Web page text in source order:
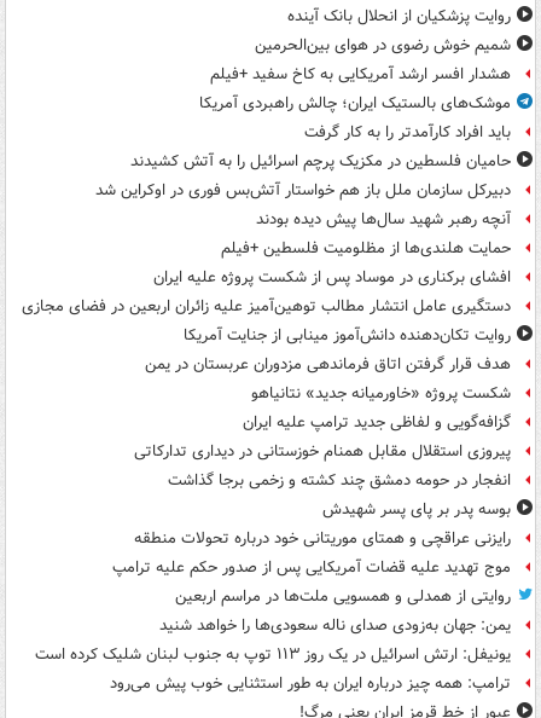
روایت پزشکیان از انحلال بانک آینده
شمیم خوش رضوی در هوای بین‌الحرمین
هشدار افسر ارشد آمریکایی به کاخ سفید +فیلم
موشک‌های بالستیک ایران؛ چالش راهبردی آمریکا
باید افراد کارآمدتر را به کار گرفت
حامیان فلسطین در مکزیک پرچم اسرائیل را به آتش کشیدند
دبیرکل سازمان ملل باز هم خواستار آتش‌بس فوری در اوکراین شد
آنچه رهبر شهید سال‌ها پیش دیده بودند
حمایت هلندی‌ها از مظلومیت فلسطین +فیلم
افشای برکناری در موساد پس از شکست پروژه علیه ایران
دستگیری عامل انتشار مطالب توهین‌آمیز علیه زائران اربعین در فضای مجازی
روایت تکان‌دهنده دانش‌آموز مینابی از جنایت آمریکا
هدف قرار گرفتن اتاق‌ فرماندهی مزدوران عربستان در یمن
شکست پروژه «خاورمیانه جدید» نتانیاهو
گزافه‌گویی و لفاظی جدید ترامپ علیه ایران
پیروزی استقلال مقابل همنام خوزستانی در دیداری تدارکاتی
انفجار در حومه دمشق چند کشته و زخمی برجا گذاشت
بوسه‌ پدر بر پای پسر شهیدش
رایزنی عراقچی و همتای موریتانی خود درباره تحولات منطقه
موج تهدید علیه قضات آمریکایی پس از صدور حکم علیه ترامپ
روایتی از همدلی و همسویی ملت‌ها در مراسم اربعین
یمن: جهان به‌زودی صدای ناله سعودی‌ها را خواهد شنید
یونیفل: ارتش اسرائیل در یک روز ۱۱۳ توپ به جنوب لبنان شلیک کرده است
ترامپ: همه چیز درباره ایران به طور استثنایی خوب پیش می‌رود
عبور از خط قرمز ایران یعنی مرگ!